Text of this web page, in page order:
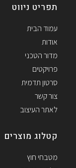
תפריט ניווט
עמוד הבית
אודות
מדור הטכני
פרויקטים
סרטון תדמית
צור קשר
לאתר העיצוב
קטלוג מוצרים
מטבחי חוץ